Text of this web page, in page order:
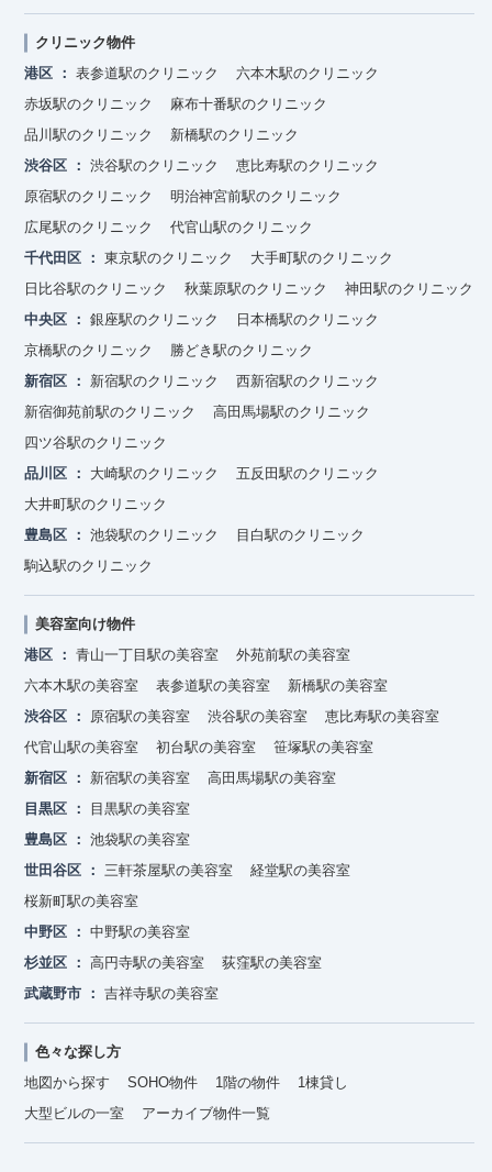
クリニック物件
港区
表参道駅のクリニック
六本木駅のクリニック
赤坂駅のクリニック
麻布十番駅のクリニック
品川駅のクリニック
新橋駅のクリニック
渋谷区
渋谷駅のクリニック
恵比寿駅のクリニック
原宿駅のクリニック
明治神宮前駅のクリニック
広尾駅のクリニック
代官山駅のクリニック
千代田区
東京駅のクリニック
大手町駅のクリニック
日比谷駅のクリニック
秋葉原駅のクリニック
神田駅のクリニック
中央区
銀座駅のクリニック
日本橋駅のクリニック
京橋駅のクリニック
勝どき駅のクリニック
新宿区
新宿駅のクリニック
西新宿駅のクリニック
新宿御苑前駅のクリニック
高田馬場駅のクリニック
四ツ谷駅のクリニック
品川区
大崎駅のクリニック
五反田駅のクリニック
大井町駅のクリニック
豊島区
池袋駅のクリニック
目白駅のクリニック
駒込駅のクリニック
美容室向け物件
港区
青山一丁目駅の美容室
外苑前駅の美容室
六本木駅の美容室
表参道駅の美容室
新橋駅の美容室
渋谷区
原宿駅の美容室 渋谷駅の美容室
恵比寿駅の美容室
代官山駅の美容室
初台駅の美容室
笹塚駅の美容室
新宿区
新宿駅の美容室
高田馬場駅の美容室
目黒区
目黒駅の美容室
豊島区
池袋駅の美容室
世田谷区
三軒茶屋駅の美容室
経堂駅の美容室
桜新町駅の美容室
中野区
中野駅の美容室
杉並区
高円寺駅の美容室
荻窪駅の美容室
武蔵野市
吉祥寺駅の美容室
色々な探し方
地図から探す
SOHO物件 1階の物件
1棟貸し
大型ビルの一室
アーカイブ物件一覧